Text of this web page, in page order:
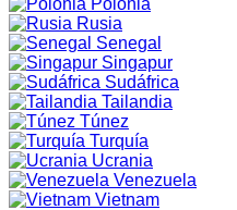
Polonia
Rusia
Senegal
Singapur
Sudáfrica
Tailandia
Túnez
Turquía
Ucrania
Venezuela
Vietnam